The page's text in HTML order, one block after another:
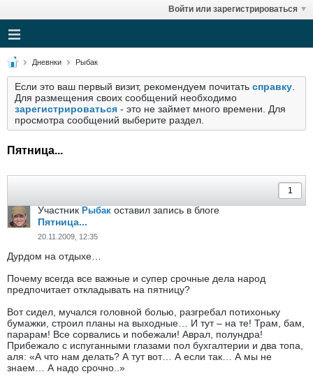
Войти или зарегистрироваться
Дневнки Рыбак
Если это ваш первый визит, рекомендуем почитать справку
Для размещения своих сообщений необходимо
зарегистрироваться - это не займет много времени. Для
просмотра сообщений выберите раздел.
Пятница...
Участник Рыбак оставил запись в блоге
Пятница...
20.11.2009, 12:35
Дурдом на отдыхе…
Почему всегда все важные и супер срочные дела народ
предпочитает откладывать на пятницу?
Вот сидел, мучался головной болью, разгребал потихоньку
бумажки, строил планы на выходные… И тут – на те! Трам, бам,
парарам! Все сорвались и побежали! Аврал, полундра!
Прибежало с испуганными глазами пол бухгалтерии и два топа,
аля: «А что нам делать? А тут вот… А если так… А мы не
знаем… А надо срочно..»